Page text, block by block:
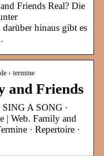
Friends Real? Die
hinaus gibt es
› termine
and Friends
A SONG ·
| Web. Family and
· Repertoire ·